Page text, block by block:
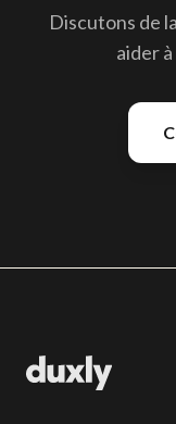
Discutons de
aider